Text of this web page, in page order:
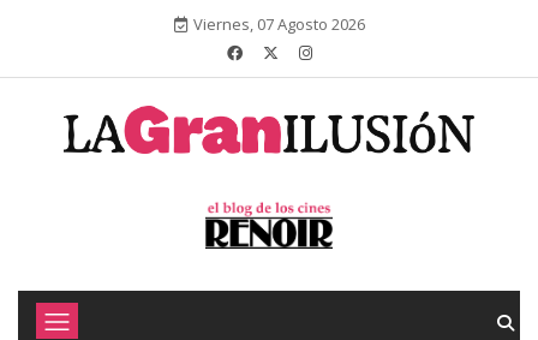
Viernes, 07 Agosto 2026